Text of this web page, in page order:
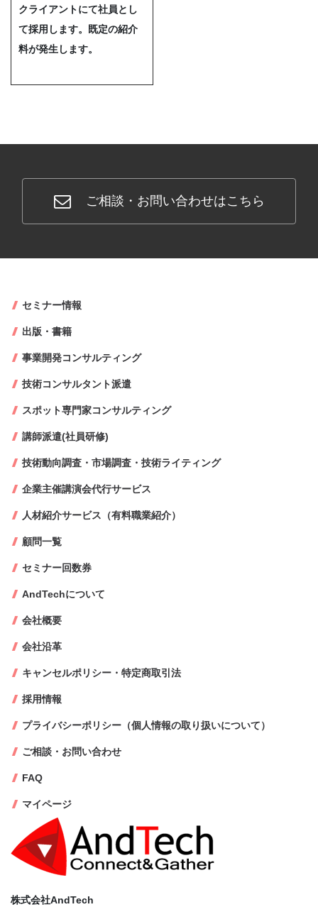
クライアントにて社員とし
て採用します。既定の紹介
料が発生します。
ご相談・お問い合わせはこちら
株式会社AndTech
セミナー情報
出版・書籍
事業開発コンサルティング
技術コンサルタント派遣
スポット専門家コンサルティング
講師派遣(社員研修)
技術動向調査・市場調査・技術ライティング
企業主催講演会代行サービス
人材紹介サービス（有料職業紹介）
顧問一覧
セミナー回数券
AndTechについて
会社概要
会社沿革
キャンセルポリシー・特定商取引法
採用情報
プライバシーポリシー（個人情報の取り扱いについて）
ご相談・お問い合わせ
FAQ
マイページ